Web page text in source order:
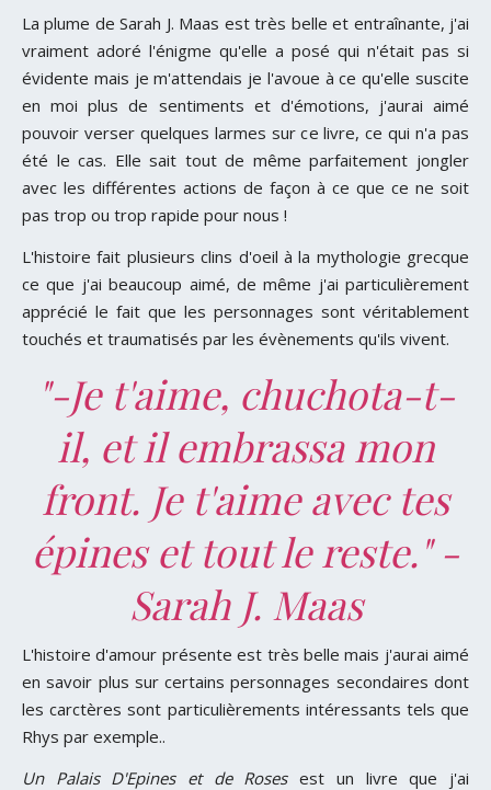
La plume de Sarah J. Maas est très belle et entraînante, j'ai
vraiment adoré l'énigme qu'elle a posé qui n'était pas si
évidente mais je m'attendais je l'avoue à ce qu'elle suscite
en moi plus de sentiments et d'émotions, j'aurai aimé
pouvoir verser quelques larmes sur ce livre, ce qui n'a pas
été le cas. Elle sait tout de même parfaitement jongler
avec les différentes actions de façon à ce que ce ne soit
pas trop ou trop rapide pour nous !
L'histoire fait plusieurs clins d'oeil à la mythologie grecque
ce que j'ai beaucoup aimé, de même j'ai particulièrement
apprécié le fait que les personnages sont véritablement
touchés et traumatisés par les évènements qu'ils vivent.
"-Je t'aime, chuchota-t-
il, et il embrassa mon
front. Je t'aime avec tes
épines et tout le reste." -
Sarah J. Maas
L'histoire d'amour présente est très belle mais j'aurai aimé
en savoir plus sur certains personnages secondaires dont
les carctères sont particulièrements intéressants tels que
Rhys par exemple..
Un Palais D'Epines et de Rosesest un livre que j'ai